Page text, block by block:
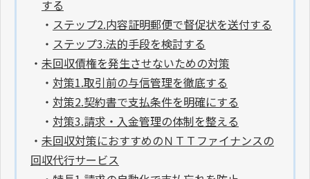
する
・ ステップ2.内容証明郵便で督促状を送付する
・ ステップ3.法的手段を検討する
・ 未回収債権を発生させないための対策
・ 対策1.取引前の与信管理を徹底する
・ 対策2.契約書で支払条件を明確にする
・ 対策3.請求・入金管理の体制を整える
・ 未回収対策におすすめのＮＴＴファイナンスの
回収代行サービス